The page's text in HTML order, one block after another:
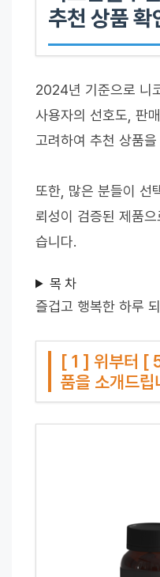
추천 상품 확
2024년 기준으로 니
사용자의 선호도, 판
고려하여 추천 상품
또한, 많은 분들이 선
뢰성이 검증된 제품
습니다.
목 차
즐겁고 행복한 하루
[ 1 ] 위부터 [
품을 소개드립